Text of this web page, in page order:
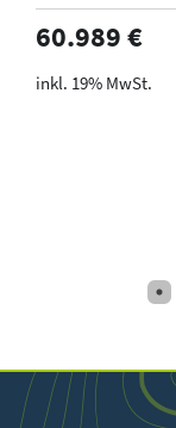
60.989 €
19% MwSt.